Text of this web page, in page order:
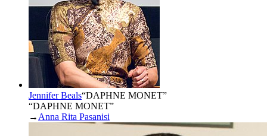
Jennifer Beals“DAPHNE MONET”
“DAPHNE MONET”
→ Anna Rita Pasanisi